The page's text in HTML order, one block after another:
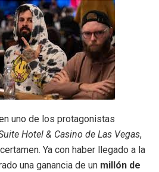
uno de los protagonistas
Hotel & Casino de Las Vegas,
Ya con haber llegado a la
una ganancia de un millón de